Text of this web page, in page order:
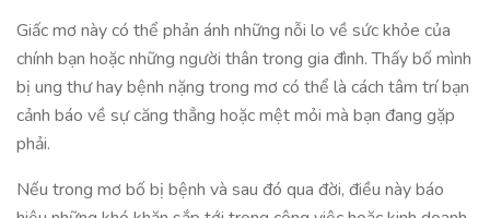
Giấc mơ này có thể phản ánh những nỗi lo về sức khỏe của
chính bạn hoặc những người thân trong gia đình. Thấy bố mình
bị ung thư hay bệnh nặng trong mơ có thể là cách tâm trí bạn
cảnh báo về sự căng thẳng hoặc mệt mỏi mà bạn đang gặp
phải.
Nếu trong mơ bố bị bệnh và sau đó qua đời, điều này báo